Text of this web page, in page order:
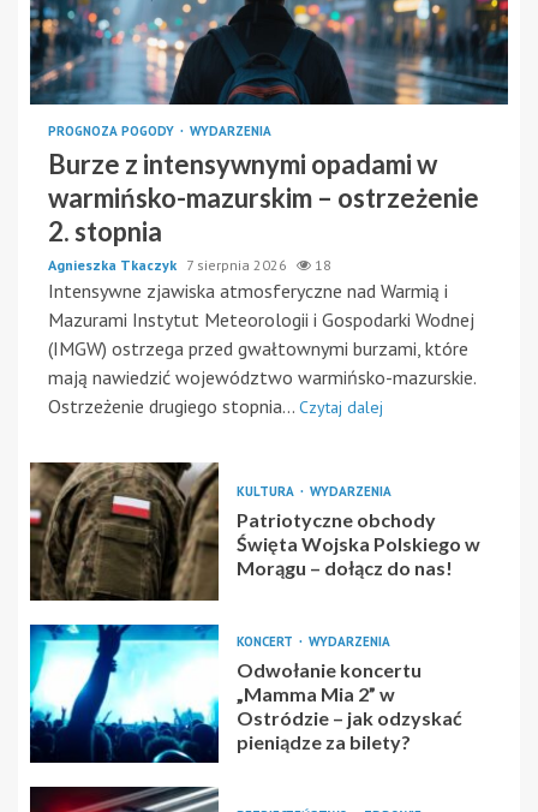
PROGNOZA POGODY WYDARZENIA
Burze z intensywnymi opadami w
warmińsko-mazurskim – ostrzeżenie
2. stopnia
Agnieszka Tkaczyk 7 sierpnia 2026 18
Intensywne zjawiska atmosferyczne nad Warmią i
Mazurami Instytut Meteorologii i Gospodarki Wodnej
(IMGW) ostrzega przed gwałtownymi burzami, które
mają nawiedzić województwo warmińsko-mazurskie.
Ostrzeżenie drugiego stopnia... Czytaj dalej
KULTURA WYDARZENIA
Patriotyczne obchody
Święta Wojska Polskiego w
Morągu – dołącz do nas!
KONCERT WYDARZENIA
Odwołanie koncertu
„Mamma Mia 2” w
Ostródzie – jak odzyskać
pieniądze za bilety?